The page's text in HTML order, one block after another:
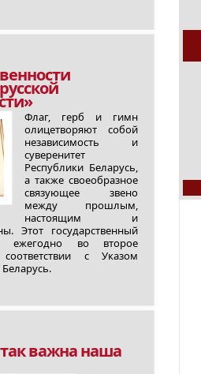
Флаг, герб и гимн
олицетворяют собой
независимость и
суверенитет
Республики Беларусь,
а также своеобразное
связующее звено
между прошлым,
настоящим и
Этот государственный
ежегодно во второе
с Указом
важна наша